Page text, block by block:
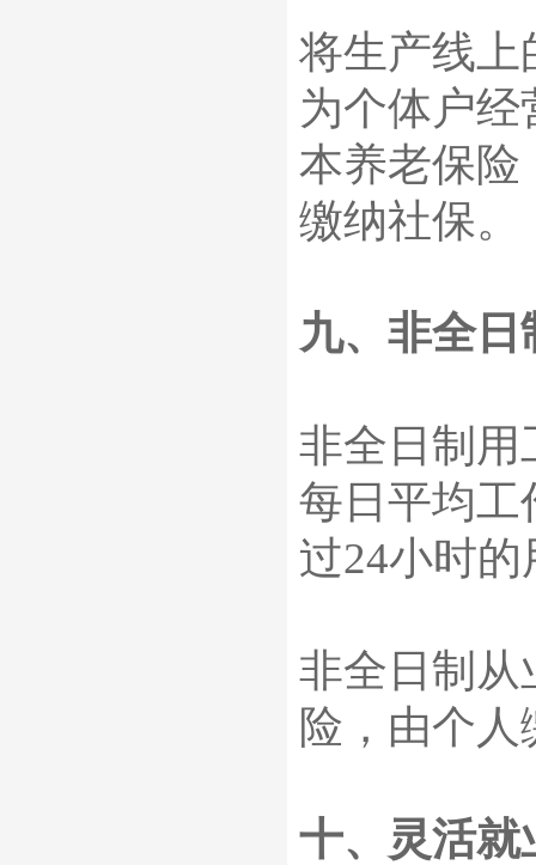
将生产线上
为个体户
本养老保险
缴纳社保。
九、非全日
非全日制用
每日平均工
过24小时的
非全日制从
险，由个
十、灵活就